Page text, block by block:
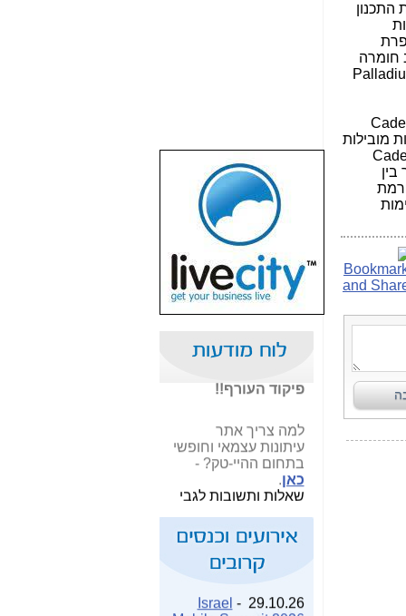
התכנון
חומרה
מובילות
שבוע טוב לכל
הגולשים באשר
שמרו על עצמכם
פיקוד העורף!!
למה צריך אתר
עיתונות עצמאי וחופשי
בתחום ההיי-טק? -
כאן .
שאלות ותשובות לגבי
האתר -כאן.
מי אנחנו? - כאן.
מחפשים הגנה
הניידת והנייחת ועל
13.10.26 -
Dell
Technologies Forum
29.10.26 -
Israel
Mobile Summit 2026